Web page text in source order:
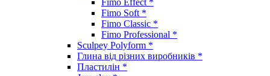
Fimo Soft *
Fimo Classic *
Fimo Professional *
Sculpey Polyform *
Глина від різних виробників *
Пластилін *